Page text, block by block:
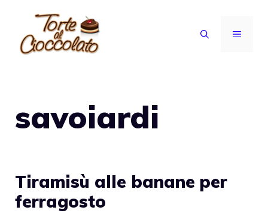
contenuto
MENU
savoiardi
Tiramisù alle banane per
ferragosto